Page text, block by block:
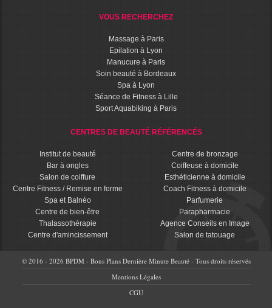
VOUS RECHERCHEZ
Massage à Paris
Epilation à Lyon
Manucure à Paris
Soin beauté à Bordeaux
Spa à Lyon
Séance de Fitness à Lille
Sport Aquabiking à Paris
CENTRES DE BEAUTÉ RÉFÉRENCÉS
Institut de beauté
Bar à ongles
Salon de coiffure
Centre Fitness / Remise en forme
Spa et Balnéo
Centre de bien-être
Thalassothérapie
Centre d'amincissement
Centre de bronzage
Coiffeuse à domicile
Esthéticienne à domicile
Coach Fitness à domicile
Parfumerie
Parapharmacie
Agence Conseils en Image
Salon de tatouage
© 2016 - 2026 BPDM - Bons Plans Dernière Minute Beauté - Tous droits réservés
Mentions Légales
CGU